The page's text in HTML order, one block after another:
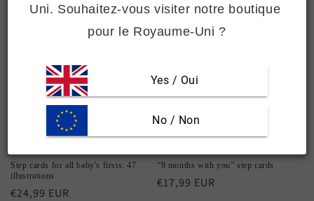
Sold out
Step cards for all baby's firsts: 47
illustrations
Regular
€24,99 EUR
“9 months with you” step cards
Regular
€17,99 EUR
Uni. Souhaitez-vous visiter notre boutique
pour le Royaume-Uni ?
Yes / Oui
No / Non